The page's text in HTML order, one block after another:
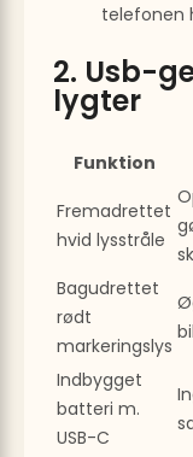
telefonen
2. Usb-
lygter
Funktion
Fremadrettet
hvid lysstråle
Bagudrettet
rødt
markeringslys
Indbygget
batteri m.
USB-C